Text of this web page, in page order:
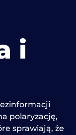
i
polaryzację,
sprawiają, że